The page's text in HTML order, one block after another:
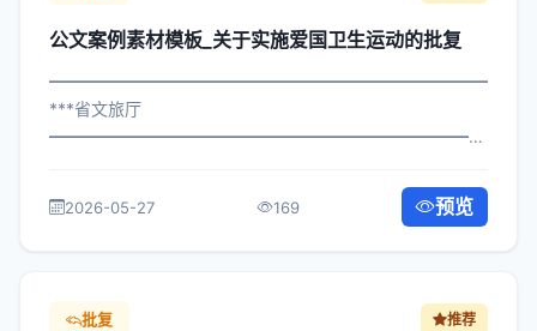
公文案例素材模板_关于实施爱国卫生运动的批复
***省文旅厅
机构： 为深入贯彻落实习近平总书记关...
2026-05-27 169 预览
批复 推荐